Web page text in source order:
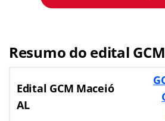
Resumo do edital
Edital GCM Maceió
AL